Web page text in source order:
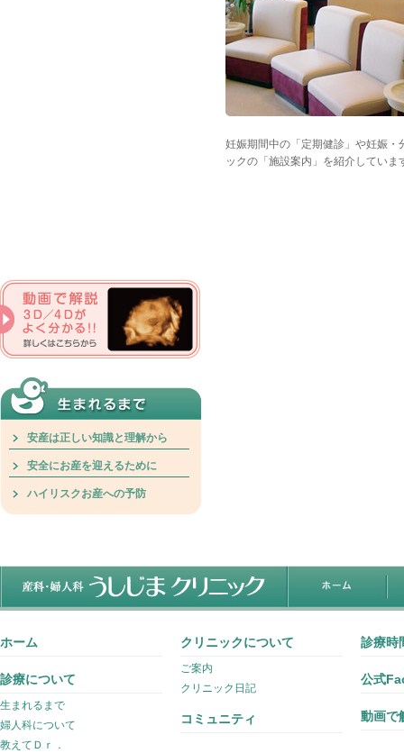
安産は正しい知識と理解から
安全にお産を迎えるために
ハイリスクお産への予防
妊娠期間中の「定期健診」や妊娠・
ックの「施設案内」を紹介していま
ホーム
診療について
生まれるまで
婦人科について
教えてＤｒ．
クリニックについて
ご案内
クリニック日記
コミュニティ
診療時
公式
動画で